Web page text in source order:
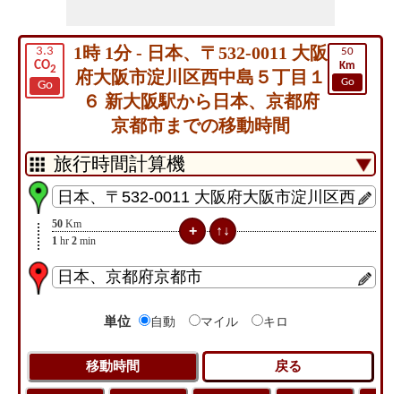
3.3
CO2
Go
50
Km
Go
1時 1分 - 日本、〒532-0011 大阪
府大阪市淀川区西中島５丁目１
６ 新大阪駅から日本、京都府
京都市までの移動時間
50 Km
1 hr 2 min
単位 自動 マイル キロ